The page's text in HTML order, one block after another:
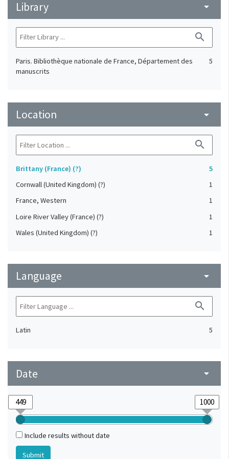
Library arrow_drop_down
search
Paris. Bibliothèque nationale de France, Département des
manuscrits
5
Location arrow_drop_down
search
Brittany (France) (?)
5
Cornwall (United Kingdom) (?)
1
France, Western
1
Loire River Valley (France) (?)
1
Wales (United Kingdom) (?)
1
Language arrow_drop_down
search
Latin 5
Date arrow_drop_down
Include results without date